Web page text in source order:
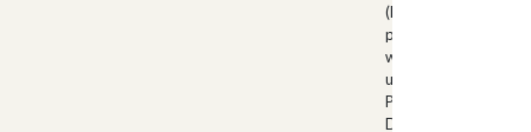
(Milizia Volontaria
pełniącą rolę
w latach 1923-
uroczystościach
Palazzo Venezia w
Duce.